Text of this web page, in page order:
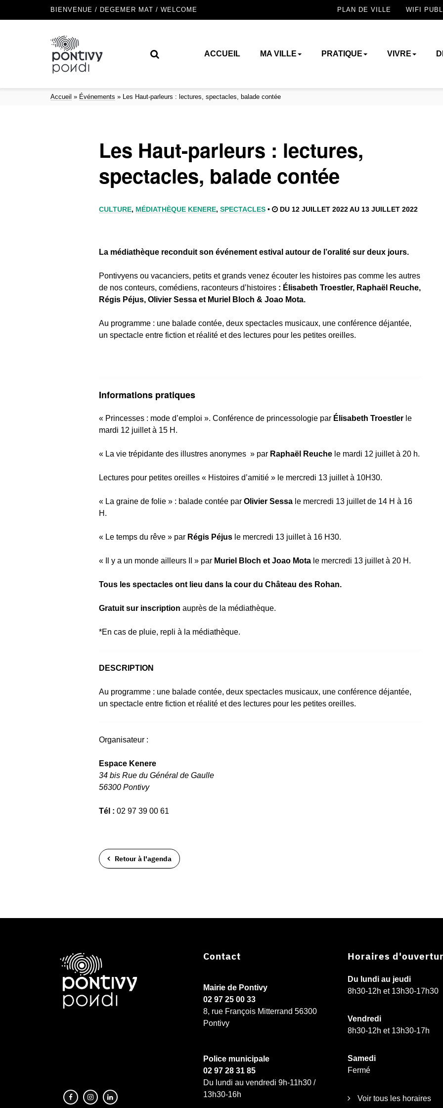
BIENVENUE / DEGEMER MAT / WELCOME PLAN DE VILLE WIFI
ACCUEIL MA VILLE PRATIQUE VIVRE
Accueil » Événements » Les Haut-parleurs : lectures, spectacles, balade contée
Les Haut-parleurs : lectures,
spectacles, balade contée
CULTURE, MÉDIATHÈQUE KENERE, SPECTACLES• DU 12 JUILLET 2022 AU 13 JUILLET 2022
La médiathèque reconduit son événement estival autour de l’oralité sur deux jours.
Pontivyens ou vacanciers, petits et grands venez écouter les histoires pas comme les autres
de nos conteurs, comédiens, raconteurs d’histoires: Élisabeth Troestler, Raphaël Reuche,
Régis Péjus, Olivier Sessa et Muriel Bloch & Joao Mota.
Au programme : une balade contée, deux spectacles musicaux, une conférence déjantée,
un spectacle entre fiction et réalité et des lectures pour les petites oreilles.
Informations pratiques
« Princesses : mode d’emploi ». Conférence de princessologie par Élisabeth Troestlerle
mardi 12 juillet à 15 H.
« La vie trépidante des illustres anonymes » par Raphaël Reuchele mardi 12 juillet à 20 h.
Lectures pour petites oreilles « Histoires d’amitié » le mercredi 13 juillet à 10H30.
« La graine de folie » : balade contée par Olivier Sessale mercredi 13 juillet de 14 H à 16
H.
« Le temps du rêve » par Régis Péjusle mercredi 13 juillet à 16 H30.
« Il y a un monde ailleurs II » par Muriel Bloch et Joao Motale mercredi 13 juillet à 20 H.
Tous les spectacles ont lieu dans la cour du Château des Rohan.
Gratuit sur inscription auprès de la médiathèque.
*En cas de pluie, repli à la médiathèque.
DESCRIPTION
Au programme : une balade contée, deux spectacles musicaux, une conférence déjantée,
un spectacle entre fiction et réalité et des lectures pour les petites oreilles.
Organisateur :
Espace Kenere
34 bis Rue du Général de Gaulle
56300 Pontivy
Tél : 02 97 39 00 61
Retour à l'agenda
Contact
Mairie de Pontivy
02 97 25 00 33
8, rue François Mitterrand 56300
Pontivy
Police municipale
02 97 28 31 85
Du lundi au vendredi 9h-11h30 /
13h30-16h
Horaires
Du lundi au jeudi
8h30-12h et 13h30-17h30
Vendredi
8h30-12h et 13h30-17h
Samedi
Fermé
Voir tous les horaires